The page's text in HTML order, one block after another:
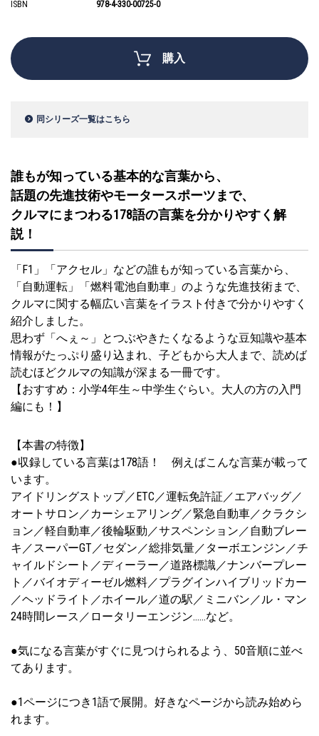
ISBN 978-4-330-00725-0
購入
同シリーズ一覧はこちら
誰もが知っている基本的な言葉から、
話題の先進技術やモータースポーツまで、
クルマにまつわる178語の言葉を分かりやすく解
説！
「F1」「アクセル」などの誰もが知っている言葉から、
「自動運転」「燃料電池自動車」のような先進技術まで、
クルマに関する幅広い言葉をイラスト付きで分かりやすく
紹介しました。
思わず「へぇ～」とつぶやきたくなるような豆知識や基本
情報がたっぷり盛り込まれ、子どもから大人まで、読めば
読むほどクルマの知識が深まる一冊です。
【おすすめ：小学4年生～中学生ぐらい。大人の方の入門
編にも！】
【本書の特徴】
●収録している言葉は178語！ 例えばこんな言葉が載って
います。
アイドリングストップ／ETC／運転免許証／エアバッグ／
オートサロン／カーシェアリング／緊急自動車／クラクシ
ョン／軽自動車／後輪駆動／サスペンション／自動ブレー
キ／スーパーGT／セダン／総排気量／ターボエンジン／チ
ャイルドシート／ディーラー／道路標識／ナンバープレー
ト／バイオディーゼル燃料／プラグインハイブリッドカー
／ヘッドライト／ホイール／道の駅／ミニバン／ル・マン
24時間レース／ロータリーエンジン……など。
●気になる言葉がすぐに見つけられるよう、50音順に並べ
てあります。
●1ページにつき1語で展開。好きなページから読み始めら
れます。